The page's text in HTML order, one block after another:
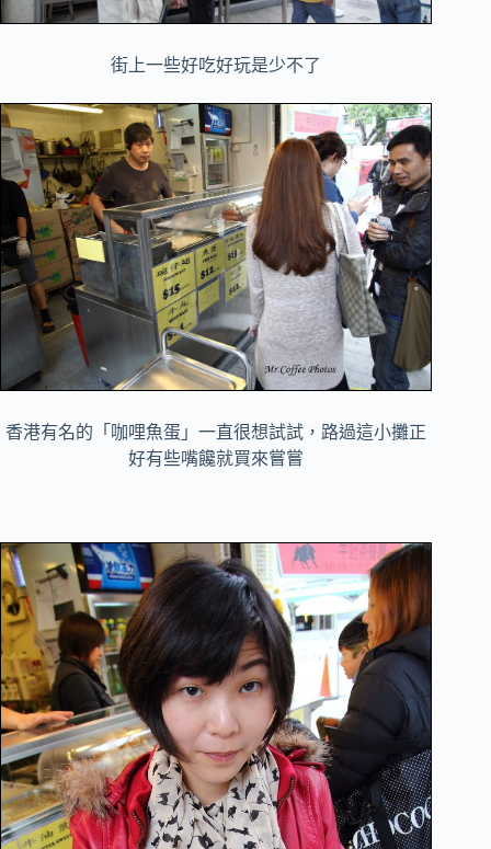
街上一些好吃好玩是少不了
香港有名的「咖哩魚蛋」一直很想試試，路過這小攤正
好有些嘴饞就買來嘗嘗